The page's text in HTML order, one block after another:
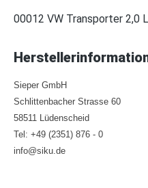
00012 VW Transporter 2,0
Sieper GmbH
Schlittenbacher Strasse 60
58511 Lüdenscheid
Tel: +49 (2351) 876 - 0
info@siku.de